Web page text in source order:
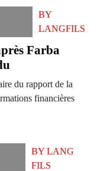
BY
LANGFILS
Farba
du rapport de la
financières
BYLANG
FILS